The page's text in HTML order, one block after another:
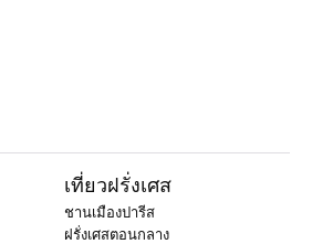
เที่ยวฝรั่งเศส
ชานเมืองปารีส
ฝรั่งเศสตอนกลาง